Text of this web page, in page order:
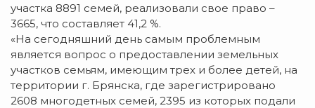
участка 8891 семей, реализовали свое право –
3665, что составляет 41,2 %.
«На сегодняшний день самым проблемным
является вопрос о предоставлении земельных
участков семьям, имеющим трех и более детей, на
территории г. Брянска, где зарегистрировано
2608 многодетных семей, 2395 из которых подали